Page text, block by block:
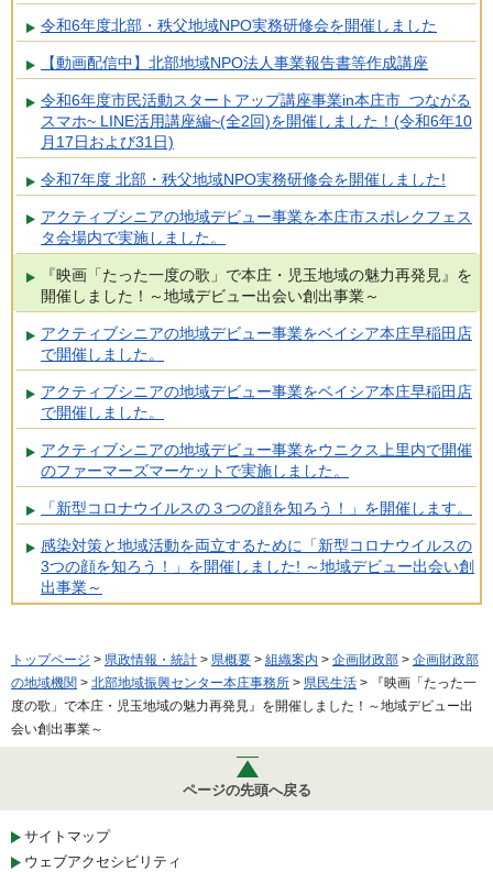
令和6年度北部・秩父地域NPO実務研修会を開催しました
【動画配信中】北部地域NPO法人事業報告書等作成講座
令和6年度市民活動スタートアップ講座事業in本庄市 つながる
スマホ~ LINE活用講座編~(全2回)を開催しました！(令和6年10
月17日および31日)
令和7年度 北部・秩父地域NPO実務研修会を開催しました!
アクティブシニアの地域デビュー事業を本庄市スポレクフェス
タ会場内で実施しました。
『映画「たった一度の歌」で本庄・児玉地域の魅力再発見』を
開催しました！～地域デビュー出会い創出事業～
アクティブシニアの地域デビュー事業をベイシア本庄早稲田店
で開催しました。
アクティブシニアの地域デビュー事業をベイシア本庄早稲田店
で開催しました。
アクティブシニアの地域デビュー事業をウニクス上里内で開催
のファーマーズマーケットで実施しました。
「新型コロナウイルスの３つの顔を知ろう！」を開催します。
感染対策と地域活動を両立するために「新型コロナウイルスの
3つの顔を知ろう！」を開催しました! ～地域デビュー出会い創
出事業～
トップページ > 県政情報・統計 > 県概要 > 組織案内 > 企画財政部 > 企画財政部
の地域機関 > 北部地域振興センター本庄事務所 > 県民生活 > 『映画「たった一
度の歌」で本庄・児玉地域の魅力再発見』を開催しました！～地域デビュー出
会い創出事業～
ページの先頭へ戻る
サイトマップ
ウェブアクセシビリティ